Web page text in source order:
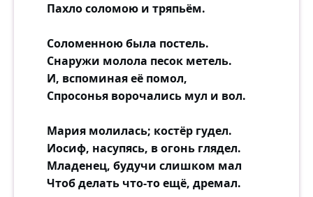
Пахло соломою и тряпьём.
Соломенною была постель.
Снаружи молола песок метель.
И, вспоминая её помол,
Спросонья ворочались мул и вол.
Мария молилась; костёр гудел.
Иосиф, насупясь, в огонь глядел.
Младенец, будучи слишком мал
Чтоб делать что-то ещё, дремал.